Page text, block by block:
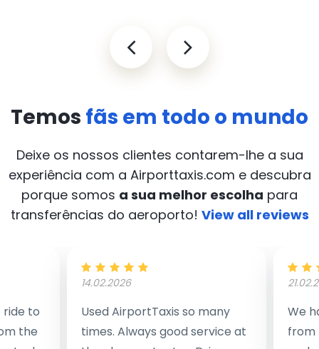
Temos fãs em todo o mundo
Deixe os nossos clientes contarem-lhe a sua
experiência com a Airporttaxis.com e descubra
porque somos a sua melhor escolha para
transferências do aeroporto! View all reviews
to
the
14.02.2026
Used AirportTaxis so many
times. Always good service at
We
from